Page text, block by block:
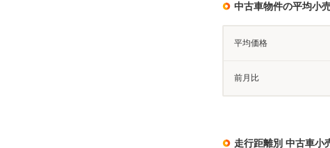
中古車物件の平均小
平均価格
前月比
走行距離別 中古車小